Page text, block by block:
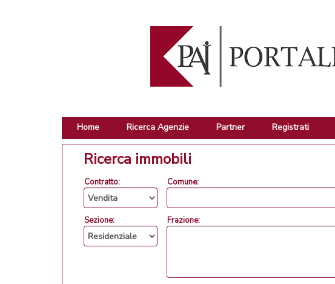
Home Ricerca Agenzie Partner Registrati
Ricerca immobili
Contratto:
Sezione:
Comune:
Frazione: